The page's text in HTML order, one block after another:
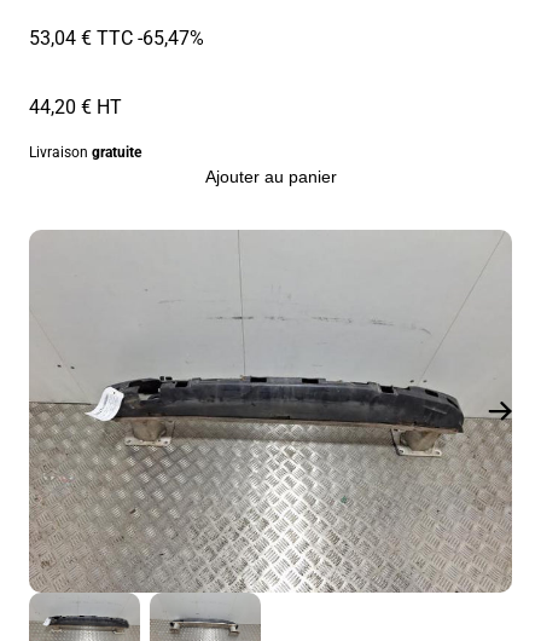
53,04 € TTC-65,47%
44,20 € HT
Livraison gratuite
Ajouter au panier